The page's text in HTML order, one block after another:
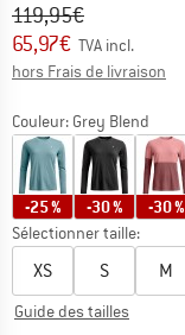
Prix initial :
119,95€
Prix:
65,97€ TVA incl.
hors Frais de livraison
Couleur: Grey Blend
-25 % -30 % -30 %
Sélectionner taille:
XS S M
Guide des tailles